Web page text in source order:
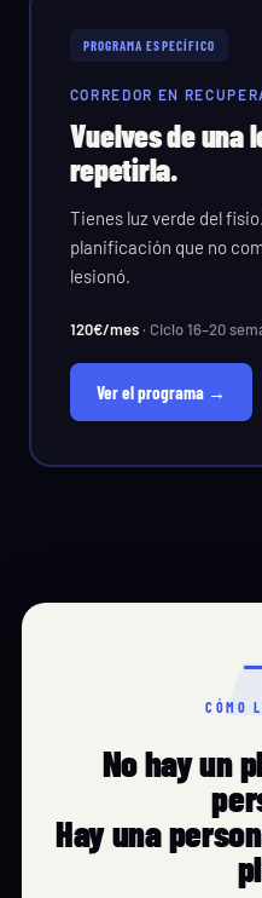
PROGRAMA ESPECÍFICO
CORREDOR EN
Vuelves de una
repetirla.
Tienes luz verde del
planificación que no
lesionó.
120€/mes· Ciclo 16–20
Ver el programa →
CÓMO
No hay un
Hay una